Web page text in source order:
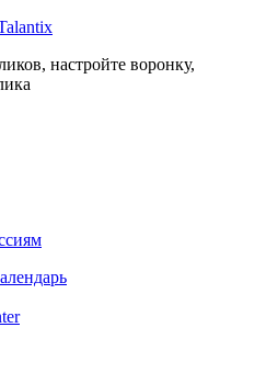
настройте воронку,